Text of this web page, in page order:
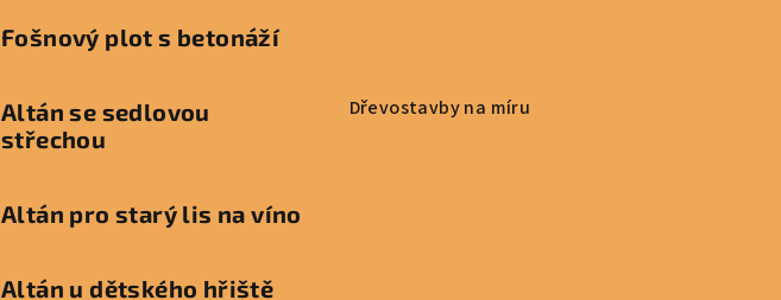
Fošnový plot s betonáží
Altán se sedlovou
střechou
Altán pro starý lis na víno
Altán u dětského hřiště
Dřevostavby na míru